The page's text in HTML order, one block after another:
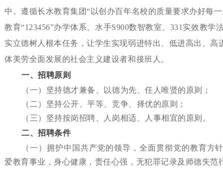
中。遵循长水教育集团“以创办百年名校的质量要求办好每
教育“123456”办学体系、水手S900数智教室、331实效教学
实立德树人根本任务，让学生实现弱进特出、低进高出、高
体美劳全面发展的社会主义建设者和接班人。
一、招聘原则
（一）坚持德才兼备、以德为先、任人唯贤的原则；
（二）坚持公开、平等、竞争、择优的原则；
（三）坚持按岗招聘、人岗相适、人事相宜的原则。
二、招聘条件
（一） 拥护中国共产党的领导，全面贯彻党的教育方
爱教育事业，身心健康，责任心强，无犯罪记录及师德失范